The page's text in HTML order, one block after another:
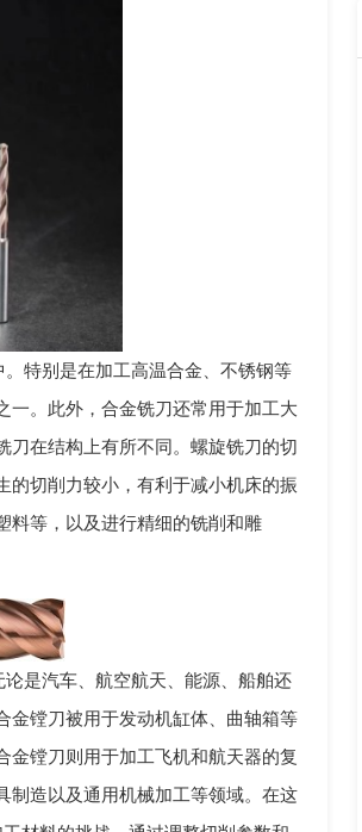
特别是在加工高温合金、不锈钢等
一。此外，合金铣刀还常用于加工大
刀在结构上有所不同。螺旋铣刀的切
的切削力较小，有利于减小机床的振
料等，以及进行精细的铣削和雕
是汽车、航空航天、能源、船舶还
金镗刀被用于发动机缸体、曲轴箱等
金镗刀则用于加工飞机和航天器的复
制造以及通用机械加工等领域。在这